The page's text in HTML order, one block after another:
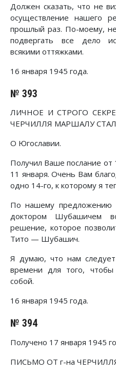
Должен сказать, что не
осуществление нашего
прошлый раз. По-моему,
подвергать все дело
всякими оттяжками.
16 января 1945 года.
№ 393
ЛИЧНОЕ И СТРОГО
ЧЕРЧИЛЛЯ МАРШАЛУ
О Югославии.
Получил Ваше послание от
11 января. Очень Вам
одно 14-го, к которому я
По нашему предложению
доктором Шубашичем
решение, которое
Тито — Шубашич.
Я думаю, что нам
времени для того,
собой.
16 января 1945 года.
№ 394
Получено 17 января 1945
ПИСЬМО ОТ г-на